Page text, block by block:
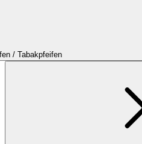
/ Tabakpfeifen